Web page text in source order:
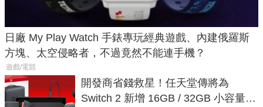
日廠 My Play Watch 手錶專玩經典遊戲、內建俄羅斯
方塊、太空侵略者，不過竟然不能連手機？
遊戲/電競
開發商省錢救星！任天堂傳將為
Switch 2 新增 16GB / 32GB 小容量遊